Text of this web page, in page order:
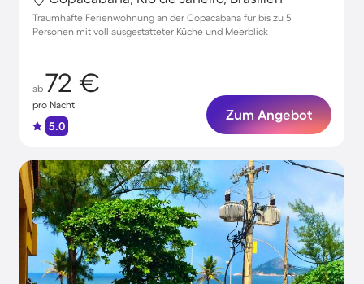
Traumhafte Ferienwohnung an der Copacabana für bis zu 5
Personen mit voll ausgestatteter Küche und Meerblick
ab 72 €
pro Nacht
5.0
Zum Angebot